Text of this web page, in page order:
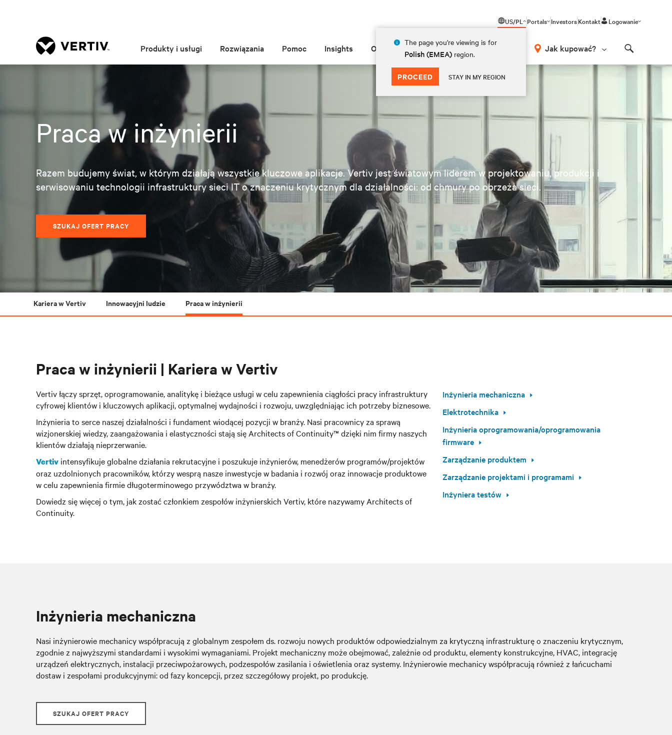
US/PL
The page you're viewing is for
Polish (EMEA) region.
PROCEED STAY IN MY REGION
Portals InvestorsKontakt Logowanie
Produkty i usługi Rozwiązania Pomoc Insights O Vertiv Jak kupować?
Praca w inżynierii
Razem budujemy świat, w którym działają wszystkie kluczowe aplikacje. Vertiv jest światowym liderem w projektowaniu, produkcji i
serwisowaniu technologii infrastruktury sieci IT o znaczeniu krytycznym dla działalności: od chmury po obrzeża sieci.
SZUKAJ OFERT PRACY
Kariera w Vertiv Innowacyjni ludzie Praca w inżynierii
Praca w inżynierii | Kariera w Vertiv
Vertiv łączy sprzęt, oprogramowanie, analitykę i bieżące usługi w celu zapewnienia ciągłości pracy infrastruktury
cyfrowej klientów i kluczowych aplikacji, optymalnej wydajności i rozwoju, uwzględniając ich potrzeby biznesowe.
Inżynieria to serce naszej działalności i fundament wiodącej pozycji w branży. Nasi pracownicy za sprawą
wizjonerskiej wiedzy, zaangażowania i elastyczności stają się Architects of Continuity™ dzięki nim firmy naszych
klientów działają nieprzerwanie.
Vertiv intensyfikuje globalne działania rekrutacyjne i poszukuje inżynierów, menedżerów programów/projektów
oraz uzdolnionych pracowników, którzy wesprą nasze inwestycje w badania i rozwój oraz innowacje produktowe
w celu zapewnienia firmie długoterminowego przywództwa w branży.
Dowiedz się więcej o tym, jak zostać członkiem zespołów inżynierskich Vertiv, które nazywamy Architects of
Continuity.
Inżynieria mechaniczna
Elektrotechnika
Inżynieria oprogramowania/oprogramowania
firmware
Zarządzanie produktem
Zarządzanie projektami i programami
Inżyniera testów
Inżynieria mechaniczna
Nasi inżynierowie mechanicy współpracują z globalnym zespołem ds. rozwoju nowych produktów odpowiedzialnym za krytyczną infrastrukturę o znaczeniu krytycznym,
zgodnie z najwyższymi standardami i wysokimi wymaganiami. Projekt mechaniczny może obejmować, zależnie od produktu, elementy konstrukcyjne, HVAC, integrację
urządzeń elektrycznych, instalacji przeciwpożarowych, podzespołów zasilania i oświetlenia oraz systemy. Inżynierowie mechanicy współpracują również z łańcuchami
dostaw i zespołami produkcyjnymi: od fazy koncepcji, przez szczegółowy projekt, po produkcję.
SZUKAJ OFERT PRACY